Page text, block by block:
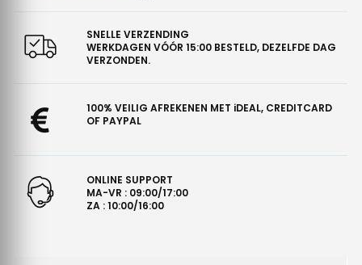
SNELLE VERZENDING
WERKDAGEN VÓÓR 15:00 BESTELD, DEZELFDE DAG
VERZONDEN.
100% VEILIG AFREKENEN MET iDEAL, CREDITCARD
OF PAYPAL
ONLINE SUPPORT
MA-VR : 09:00/17:00
ZA : 10:00/16:00